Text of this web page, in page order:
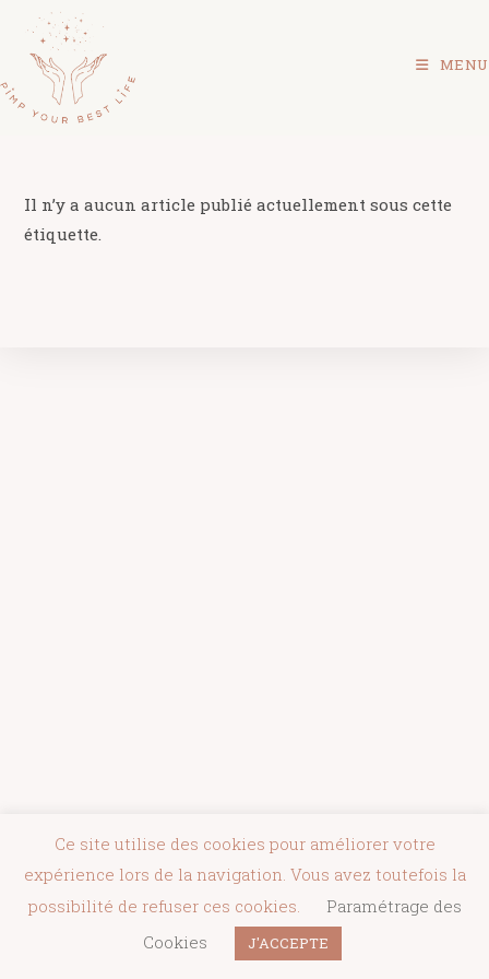
MENU
Il n’y a aucun article publié actuellement sous cette
étiquette.
Accueil A propos CGU & Politique de confidentialité
© Pimp Your Best Life - 2020 - Tous droits réservés
Ce site utilise des cookies pour améliorer votre
expérience lors de la navigation. Vous avez toutefois la
possibilité de refuser ces cookies.
Paramétrage des
Cookies
J'ACCEPTE